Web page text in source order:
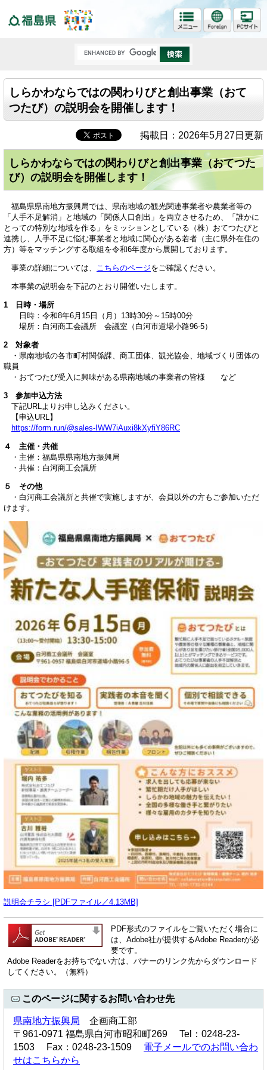
しらかわならではの関わりびと創出事業（おて
つたび）の説明会を開催します！
掲載日：2026年5月27日更新
しらかわならではの関わりびと創出事業（おてつた
び）の説明会を開催します！
福島県県南地方振興局では、県南地域の観光関連事業者や農業者等の
「人手不足解消」と地域の「関係人口創出」を両立させるため、「誰かに
とっての特別な地域を作る」をミッションとしている（株）おてつたびと
連携し、人手不足に悩む事業者と地域に関心がある若者（主に県外在住の
方）等をマッチングする取組を令和6年度から展開しております。
事業の詳細については、 こちらのページをご確認ください。
本事業の説明会を下記のとおり開催いたします。
1 日時・場所
日時：令和8年6月15日（月）13時30分～15時00分
場所：白河商工会議所 会議室（白河市道場小路96-5）
2 対象者
・県南地域の各市町村関係課、商工団体、観光協会、地域づくり団体の
職員
・おてつたび受入に興味がある県南地域の事業者の皆様 など
3 参加申込方法
下記URLよりお申し込みください。
【申込URL】
https://form.run/@sales-IWW7iAuxi8kXyfiY86RC
４ 主催・共催
・主催：福島県県南地方振興局
・共催：白河商工会議所
５ その他
・白河商工会議所と共催で実施しますが、会員以外の方もご参加いただ
けます。
説明会チラシ [PDFファイル／4.13MB]
PDF形式のファイルをご覧いただく場合に
は、Adobe社が提供するAdobe Readerが必
要です。
Adobe Readerをお持ちでない方は、バナーのリンク先からダウンロード
してください。（無料）
このページに関するお問い合わせ先
県南地方振興局 企画商工部
〒961-0971 福島県白河市昭和町269 Tel：0248-23-
1503 Fax：0248-23-1509 電子メールでのお問い合わ
せはこちらから